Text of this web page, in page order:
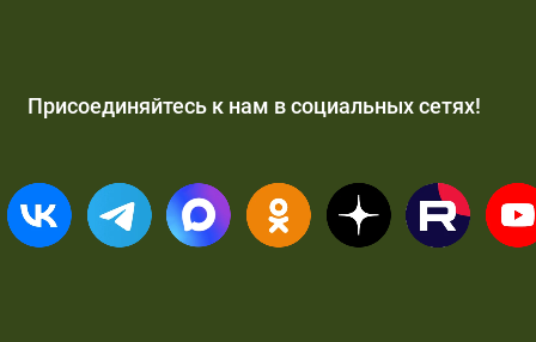
Присоединяйтесь к нам в социальных сетях!